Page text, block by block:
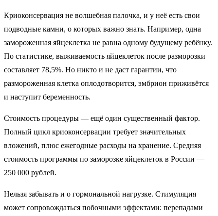
Криоконсервация не волшебная палочка, и у неё есть свои
подводные камни, о которых важно знать. Например, одна
замороженная яйцеклетка не равна одному будущему ребёнку.
По статистике, выживаемость яйцеклеток после разморозки
составляет 78,5%. Но никто и не даст гарантии, что
размороженная клетка оплодотворится, эмбрион приживётся
и наступит беременность.
Стоимость процедуры — ещё один существенный фактор.
Полный цикл криоконсервации требует значительных
вложений, плюс ежегодные расходы на хранение. Средняя
стоимость программы по заморозке яйцеклеток в России —
250 000 рублей.
Нельзя забывать и о гормональной нагрузке. Стимуляция
может сопровождаться побочными эффектами: перепадами